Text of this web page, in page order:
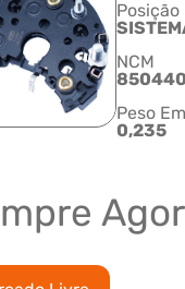
Posição
NCM
Peso
0,235